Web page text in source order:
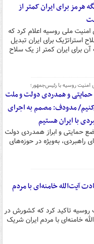
برای ایران کمتر از
ملی روسیه اعلام کرد که
استراتژیک برای ایران تبدیل
برای ایران کمتر از یک سلاح
روسیه با رئیس‌جمهور؛
حمایتی و همدردی دولت و ملت
مدودف: مصمم به اجرای
با ایران هستیم
حمایتی و ابراز همدردی دولت
راهبردی، به‌ویژه در حوزه‌های
آیت‌الله خامنه‌ای با مردم
روسیه تاکید کرد که کشورش در
خامنه‌ای با مردم ایران شریک